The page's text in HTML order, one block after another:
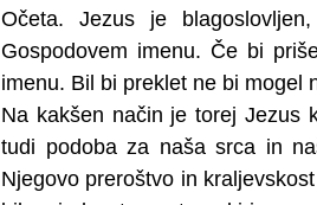
Očeta. Jezus je
Gospodovem imenu. Če bi
imenu. Bil bi preklet ne bi mogel
Na kakšen način je torej Jezus
tudi podoba za naša srca in
Njegovo preroštvo in